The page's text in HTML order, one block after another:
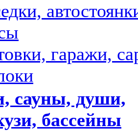
гаражи,
сауны, души,
бассейны